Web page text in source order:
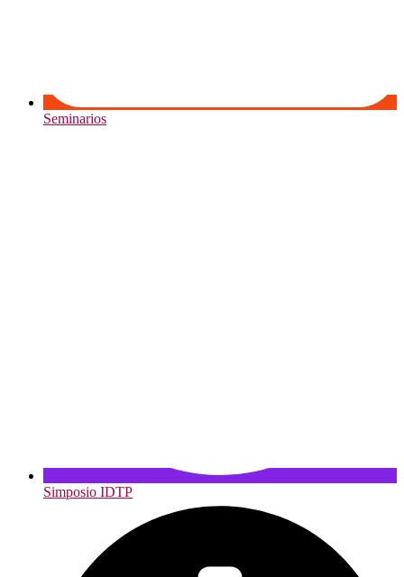
Seminarios
Simposio IDTP